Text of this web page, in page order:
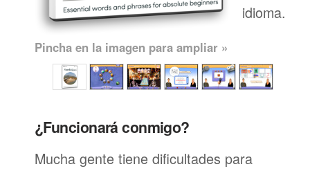
idioma.
Pincha en la imagen para ampliar »
¿Funcionará conmigo?
Mucha gente tiene dificultades para